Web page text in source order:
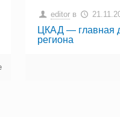
editor в
ЦКАД — главная
региона